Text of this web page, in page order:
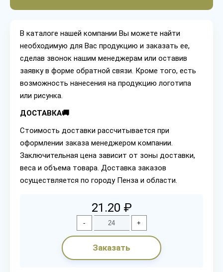
В каталоге нашей компании Вы можете найти
необходимую для Вас продукцию и заказать ее,
сделав звонок нашим менеджерам или оставив
заявку в форме обратной связи. Кроме того, есть
возможность нанесения на продукцию логотипа
или рисунка.
ДОСТАВКА🚚
Стоимость доставки рассчитывается при
оформлении заказа менеджером компании.
Заключительная цена зависит от зоны доставки,
веса и объема товара. Доставка заказов
осуществляется по городу Пенза и области.
21.20 ₽
- +
Заказать